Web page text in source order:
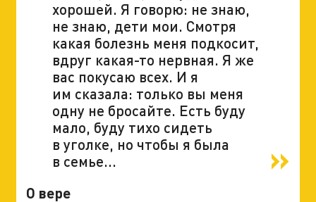
хорошей. Я говорю: не знаю,
не знаю, дети мои. Смотря
какая болезнь меня подкосит,
вдруг какая-то нервная. Я же
вас покусаю всех. И я
им сказала: только вы меня
одну не бросайте. Есть буду
мало, буду тихо сидеть
в уголке, но чтобы я была
в семье...
О вере